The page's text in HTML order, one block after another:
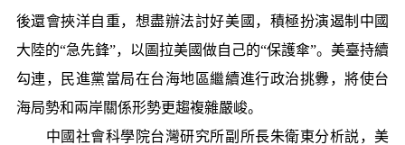
後還會挾洋自重，想盡辦法討好美國，積極扮演遏制中國
大陸的“急先鋒”，以圖拉美國做自己的“保護傘”。美臺持續
勾連，民進黨當局在台海地區繼續進行政治挑釁，將使台
海局勢和兩岸關係形勢更趨複雜嚴峻。
中國社會科學院台灣研究所副所長朱衛東分析説，美